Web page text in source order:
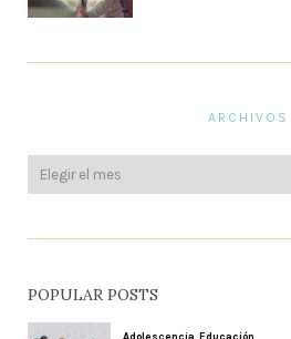
ARCHIVOS
POPULAR POSTS